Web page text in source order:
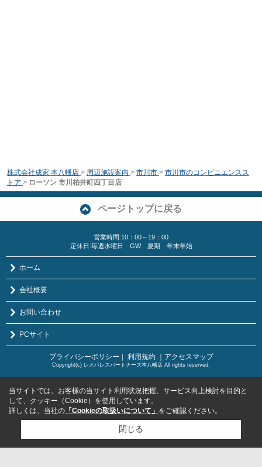
株式会社成家 本八幡店 > 周辺施設案内 > 市川市 > 市川市のコンビニエンスス
トア > ローソン 市川柏井町四丁目店
ページトップに戻る
営業時間:10：00～19：00
定休日:毎週水曜日 GW 夏期 年末年始
ホーム
会社概要
お問い合わせ
PCサイト
プライバシーポリシー ｜ 利用規約 ｜アクセスマップ
Copyright(c) レオパレスパートナーズ本八幡店 All rights reserved.
当サイトでは、お客様の当サイト利用状況把握、サービス向上検討を目的と
して、クッキー（Cookie）を使用しています。
詳しくは、当社の 「Cookieの取扱いについて」 をご確認ください。
閉じる